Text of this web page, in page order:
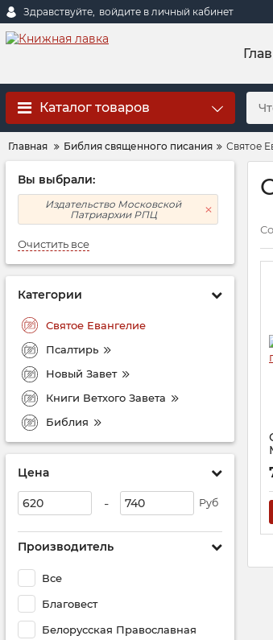
Здравствуйте, войдите в личный кабинет
Каталог товаров
Главная Библия священного писания Святое
Вы выбрали:
Издательство Московской
Патриархии РПЦ
Очистить все
Категории
Святое Евангелие
Псалтирь
Новый Завет
Книги Ветхого Завета
Библия
Цена
- Руб
Производитель
Все
Благовест
Белорусская Православная